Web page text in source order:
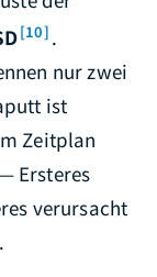
[10] .
nur zwei
ist
Zeitplan
Ersteres
verursacht